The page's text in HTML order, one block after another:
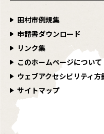
田村市例規集
申請書ダウンロード
リンク集
このホームページについて
ウェブアクセシビリティ方
サイトマップ